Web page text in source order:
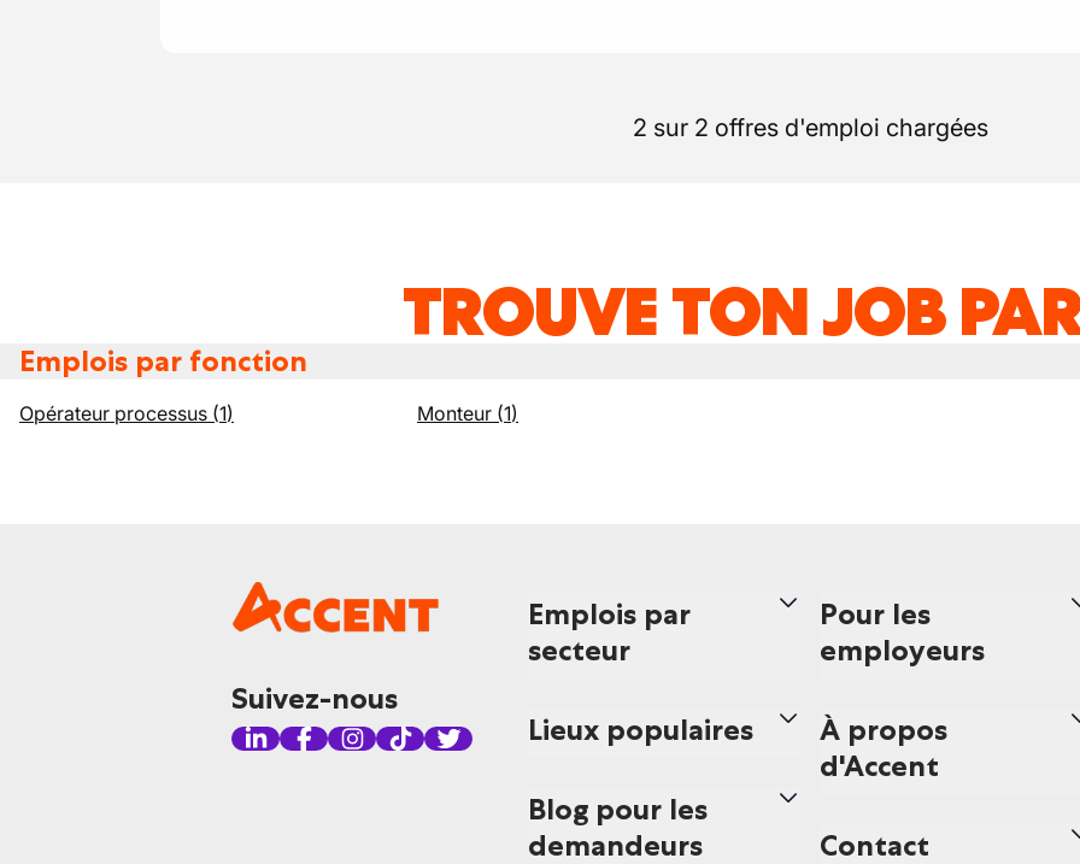
2 sur 2 offres d'emploi chargées
TROUVE TON JOB
Emplois par fonction
Opérateur processus (1) Monteur (1)
Suivez-nous
Emplois par
secteur
Lieux populaires
Blog pour les
demandeurs
Pour les
employeurs
À propos
d'Accent
Contact